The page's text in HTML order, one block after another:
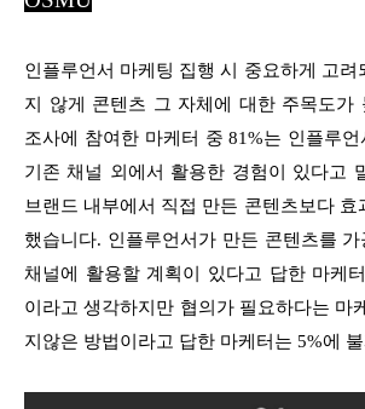
인플루언서 마케팅 집행 시 중요하게 고려
지 않게 콘텐츠 그 자체에 대한 주목도가
조사에 참여한 마케터 중 81%는 인플루
기존 채널 외에서 활용한 경험이 있다고
브랜드 내부에서 직접 만든 콘텐츠보다 효
했습니다. 인플루언서가 만든 콘텐츠를
채널에 활용할 계획이 있다고 답한 마케
이라고 생각하지만 협의가 필요하다는 마
지않은 방법이라고 답한 마케터는 5%에